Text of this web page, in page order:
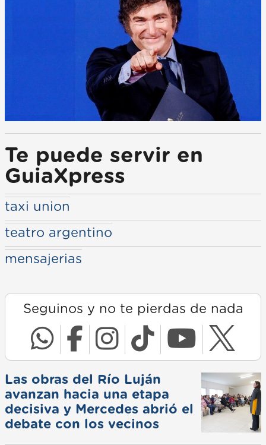
Te puede servir en
GuiaXpress
taxi union
teatro argentino
mensajerias
Seguinos y no te pierdas de nada
Las obras del Río Luján
avanzan hacia una etapa
decisiva y Mercedes abrió el
debate con los vecinos